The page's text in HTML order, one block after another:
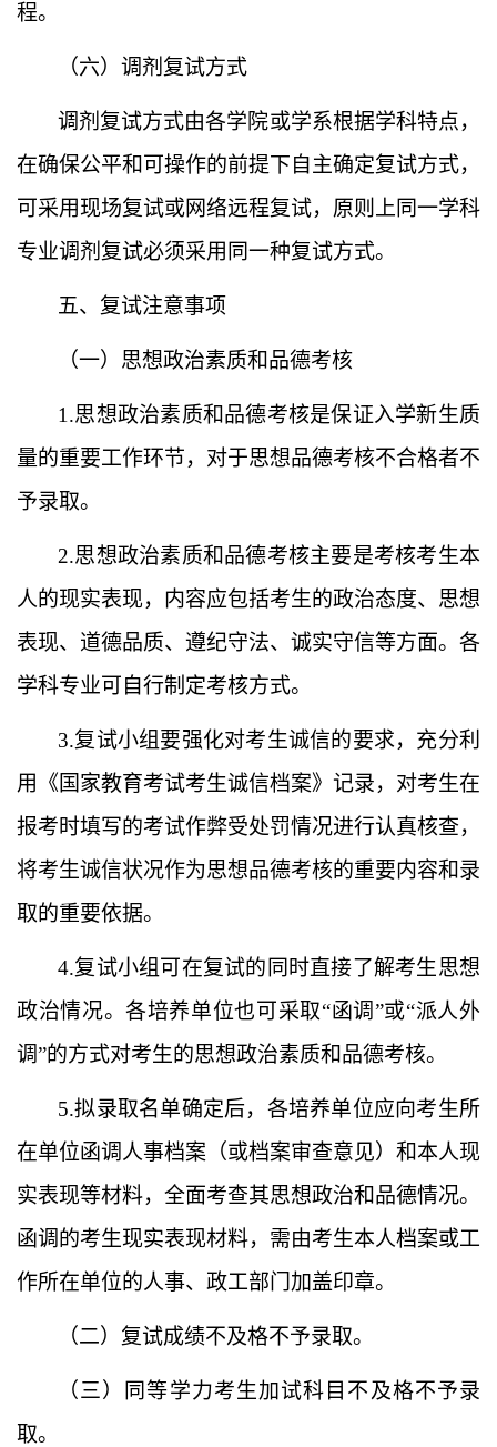
程。
（六）调剂复试方式
调剂复试方式由各学院或学系根据学科特点，
在确保公平和可操作的前提下自主确定复试方式，
可采用现场复试或网络远程复试，原则上同一学科
专业调剂复试必须采用同一种复试方式。
五、复试注意事项
（一）思想政治素质和品德考核
1.思想政治素质和品德考核是保证入学新生质
量的重要工作环节，对于思想品德考核不合格者不
予录取。
2.思想政治素质和品德考核主要是考核考生本
人的现实表现，内容应包括考生的政治态度、思想
表现、道德品质、遵纪守法、诚实守信等方面。 各
学科专业可自行制定考核方式。
3.复试小组要强化对考生诚信的要求，充分利
用《国家教育考试考生诚信档案》记录，对考生在
报考时填写的考试作弊受处罚情况进行认真核查，
将考生诚信状况作为思想品德考核的重要内容和录
取的重要依据。
4.复试小组可在复试的同时直接了解考生思想
政治情况。各培养单位也可采取“函调”或“派人外
调”的方式对考生的思想政治素质和品德考核。
5.拟录取名单确定后，各培养单位应向考生所
在单位函调人事档案（或档案审查意见）和本人现
实表现等材料，全面考查其思想政治和品德情况。
函调的考生现实表现材料，需由考生本人档案或工
作所在单位的人事、政工部门加盖印章。
（二） 复试成绩不及格不予录取。
（三）
同等学力考生加试科目不及格不予录
取。